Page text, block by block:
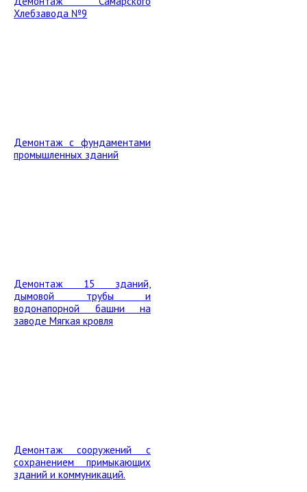
Хлебзавода №9
Демонтаж с фундаментами
промышленных зданий
Демонтаж 15 зданий,
дымовой трубы и
водонапорной башни на
заводе Мягкая кровля
Демонтаж сооружений с
сохранением примыкающих
зданий и коммуникаций.